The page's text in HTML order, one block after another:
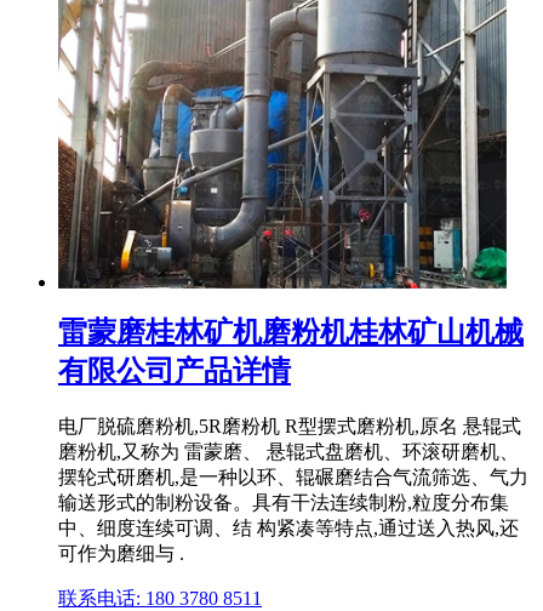
雷蒙磨桂林矿机磨粉机桂林矿山机械
有限公司产品详情
电厂脱硫磨粉机,5R磨粉机 R型摆式磨粉机,原名 悬辊式
磨粉机,又称为 雷蒙磨、 悬辊式盘磨机、环滚研磨机、
摆轮式研磨机,是一种以环、辊碾磨结合气流筛选、气力
输送形式的制粉设备。具有干法连续制粉,粒度分布集
中、细度连续可调、结 构紧凑等特点,通过送入热风,还
可作为磨细与 .
联系电话: 180 3780 8511